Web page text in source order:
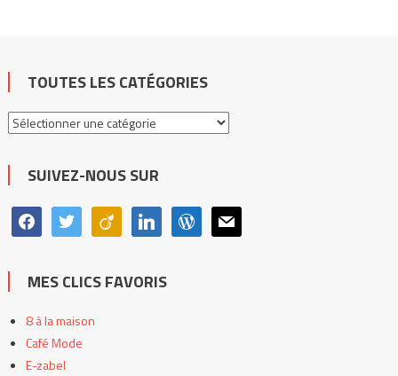
TOUTES LES CATÉGORIES
Toutes
catégories
SUIVEZ-NOUS SUR
facebooktwitter viadeo linkedin wordpress
mail
MES CLICS FAVORIS
8 à la maison
Café Mode
E-zabel